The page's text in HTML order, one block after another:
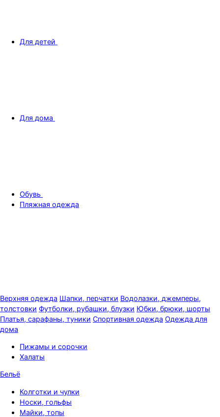
Для детей
Для дома
Обувь
Пляжная одежда
Верхняя одежда Шапки, перчатки Водолазки, джемперы,
толстовки Футболки, рубашки, блузки Юбки, брюки, шорты
Платья, сарафаны, туники Спортивная одежда Одежда для
дома
Пижамы и сорочки
Халаты
Бельё
Колготки и чулки
Носки, гольфы
Майки, топы